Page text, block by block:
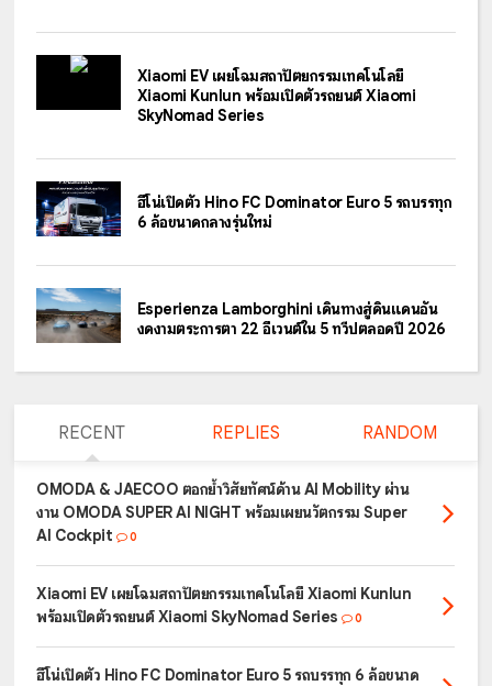
Xiaomi EV เผยโฉมสถาปัตยกรรมเทคโนโลยี
Xiaomi Kunlun พร้อมเปิดตัวรถยนต์ Xiaomi
SkyNomad Series
ฮีโน่เปิดตัว Hino FC Dominator Euro 5 รถบรรทุก
6 ล้อขนาดกลางรุ่นใหม่
Esperienza Lamborghini เดินทางสู่ดินแดนอัน
งดงามตระการตา 22 อีเวนต์ใน 5 ทวีปตลอดปี 2026
RECENT REPLIES RANDOM
OMODA & JAECOO ตอกย้ำวิสัยทัศน์ด้าน AI Mobility ผ่าน
งาน OMODA SUPER AI NIGHT พร้อมเผยนวัตกรรม Super
AI Cockpit
0
Xiaomi EV เผยโฉมสถาปัตยกรรมเทคโนโลยี Xiaomi Kunlun
พร้อมเปิดตัวรถยนต์ Xiaomi SkyNomad Series
0
ฮีโน่เปิดตัว Hino FC Dominator Euro 5 รถบรรทุก 6 ล้อขนาด